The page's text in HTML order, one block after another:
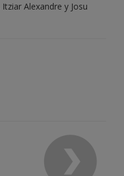
Alexandre y Josu